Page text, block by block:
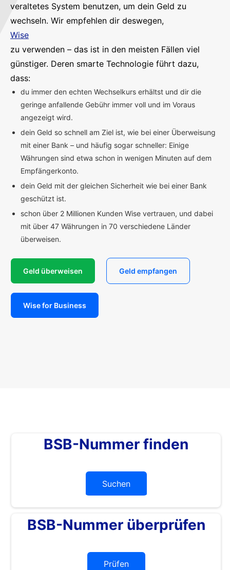
veraltetes System benutzen, um dein Geld zu
wechseln. Wir empfehlen dir deswegen,
Wise
zu verwenden – das ist in den meisten Fällen viel
günstiger. Deren smarte Technologie führt dazu,
dass:
du immer den echten Wechselkurs erhältst und dir die
geringe anfallende Gebühr immer voll und im Voraus
angezeigt wird.
dein Geld so schnell am Ziel ist, wie bei einer Überweisung
mit einer Bank – und häufig sogar schneller: Einige
Währungen sind etwa schon in wenigen Minuten auf dem
Empfängerkonto.
dein Geld mit der gleichen Sicherheit wie bei einer Bank
geschützt ist.
schon über 2 Millionen Kunden Wise vertrauen, und dabei
mit über 47 Währungen in 70 verschiedene Länder
überweisen.
Geld überweisen Geld empfangen
Wise for Business
BSB-Nummer finden
Suchen
BSB-Nummer überprüfen
Prüfen